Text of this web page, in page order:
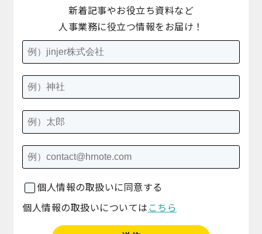
新着記事やお役立ち資料など
人事業務に役立つ情報をお届け！
個人情報の取扱いに同意する
個人情報の取扱いについては こちら